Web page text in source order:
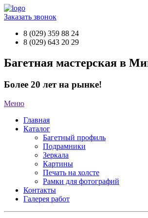
Заказать звонок
8 (029) 359 88 24
8 (029) 643 20 29
Багетная мастерская в
Более 20 лет на рынке!
Меню
Главная
Каталог
Багетный профиль
Подрамники
Зеркала
Картины
Печать на холсте
Рамки для фотографий
Контакты
Галерея работ